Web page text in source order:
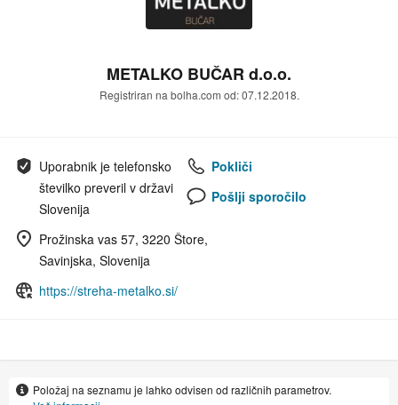
METALKO BUČAR d.o.o.
Registriran na bolha.com od: 07.12.2018.
Uporabnik je telefonsko
številko preveril v državi
Slovenija
Prožinska vas 57, 3220 Štore,
Savinjska, Slovenija
https://streha-metalko.si/
Pokliči
Pošlji sporočilo
Položaj na seznamu je lahko odvisen od različnih parametrov.